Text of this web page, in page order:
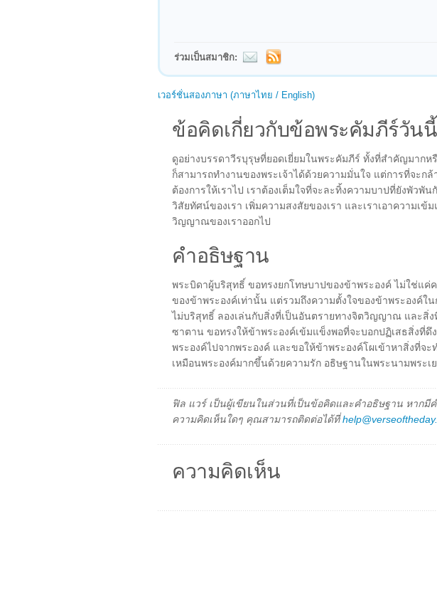
ร่วมเป็นสมาชิก:
เวอร์ชั่นสองภาษา (ภาษาไทย / English)
ข้อคิดเกี่ยวกับข้อพระคัมภีร์วันนี้
ดูอย่างบรรดาวีรบุรุษที่ยอดเยี่ยมในพระคัมภีร์ ทั้งที่สำคัญมากห
ก็สามารถทำงานของพระเจ้าได้ด้วยความมั่นใจ แต่การที่จะก
ต้องการให้เราไป เราต้องเต็มใจที่จะละทิ้งความบาปที่ยังพัวพั
วิสัยทัศน์ของเรา เพิ่มความสงสัยของเรา และเราเอาความเข้
วิญญาณของเราออกไป
คำอธิษฐาน
พระบิดาผู้บริสุทธิ์ ขอทรงยกโทษบาปของข้าพระองค์ ไม่ใช่แค่
ของข้าพระองค์เท่านั้น แต่รวมถึงความตั้งใจของข้าพระองค์ใน
ไม่บริสุทธิ์ ลองเล่นกับสิ่งที่เป็นอันตรายทางจิตวิญญาณ และสิ่ง
ซาตาน ขอทรงให้ข้าพระองค์เข้มแข็งพอที่จะบอกปฏิเสธสิ่งที่ดึ
พระองค์ไปจากพระองค์ และขอให้ข้าพระองค์โผเข้าหาสิ่งที่จะ
เหมือนพระองค์มากขึ้นด้วยความรัก อธิษฐานในพระนามพระเ
ฟิล แวร์ เป็นผู้เขียนในส่วนที่เป็นข้อคิดและคำอธิษฐาน หากมี
ความคิดเห็นใดๆ คุณสามารถติดต่อได้ที่
ความคิดเห็น